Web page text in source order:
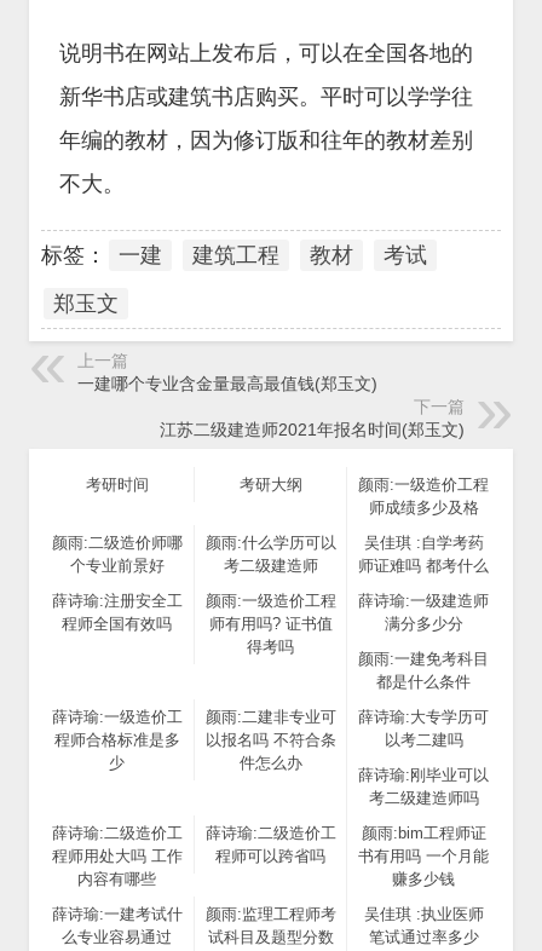
说明书在网站上发布后，可以在全国各地的
新华书店或建筑书店购买。平时可以学学往
年编的教材，因为修订版和往年的教材差别
不大。
标签： 一建 建筑工程 教材
考试
郑玉文
上一篇
一建哪个专业含金量最高最值钱(郑玉文)
下一篇
江苏二级建造师2021年报名时间(郑玉文)
考研时间 考研大纲
颜雨:一级造价工程
师成绩多少及格
颜雨:二级造价师哪
个专业前景好
颜雨:什么学历可以
考二级建造师
吴佳琪 :自学考药
师证难吗 都考什么
薛诗瑜:注册安全工
程师全国有效吗
颜雨:一级造价工程
师有用吗? 证书值
得考吗
薛诗瑜:一级建造师
满分多少分
颜雨:一建免考科目
都是什么条件
薛诗瑜:一级造价工
程师合格标准是多
少
颜雨:二建非专业可
以报名吗 不符合条
件怎么办
薛诗瑜:大专学历可
以考二建吗
薛诗瑜:刚毕业可以
考二级建造师吗
薛诗瑜:二级造价工
程师用处大吗 工作
内容有哪些
薛诗瑜:二级造价工
程师可以跨省吗
颜雨:bim工程师证
书有用吗 一个月能
赚多少钱
薛诗瑜:一建考试什
么专业容易通过
颜雨:监理工程师考
试科目及题型分数
吴佳琪 :执业医师
笔试通过率多少